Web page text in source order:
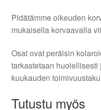
Pidätämme oikeuden
mukaisella korvaavalla
Osat ovat peräisin
tarkastetaan
kuukauden
Tutustu myös